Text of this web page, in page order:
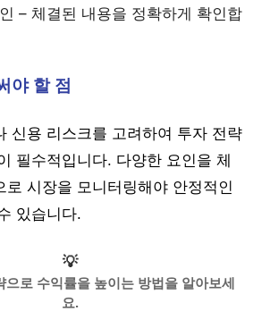
– 체결된 내용을 정확하게 확인합
야 할 점
신용 리스크를 고려하여 투자 전략
필수적입니다. 다양한 요인을 체
로 시장을 모니터링해야 안정적인
있습니다.
💡
으로 수익률을 높이는 방법을 알아보세
요.